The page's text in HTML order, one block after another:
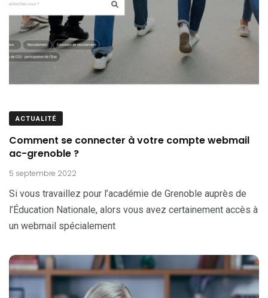
ACTUALITÉ
Comment se connecter à votre compte webmail
ac-grenoble ?
5 septembre 2022
Si vous travaillez pour l’académie de Grenoble auprès de
l’Éducation Nationale, alors vous avez certainement accès à
un webmail spécialement